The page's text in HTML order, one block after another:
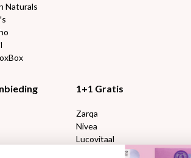
Naturals
1+1 Gratis
Zarqa
Nivea
Lucovitaal